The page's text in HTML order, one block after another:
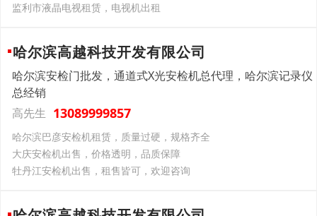
监利市液晶电视租赁，电视机出租
哈尔滨高越科技开发有限公司
哈尔滨安检门批发，通道式X光安检机总代理，哈尔滨记录仪
总经销
高先生 13089999857
哈尔滨巴彦安检机租赁，质量过硬，规格齐全
大庆安检机出售，价格透明，品质保障
牡丹江安检机出售，租售皆可，欢迎咨询